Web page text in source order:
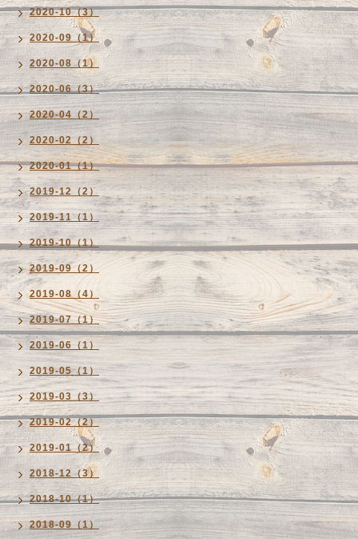
2020-10（3）
2020-09（1）
2020-08（1）
2020-06（3）
2020-04（2）
2020-02（2）
2020-01（1）
2019-12（2）
2019-11（1）
2019-10（1）
2019-09（2）
2019-08（4）
2019-07（1）
2019-06（1）
2019-05（1）
2019-03（3）
2019-02（2）
2019-01（2）
2018-12（3）
2018-10（1）
2018-09（1）